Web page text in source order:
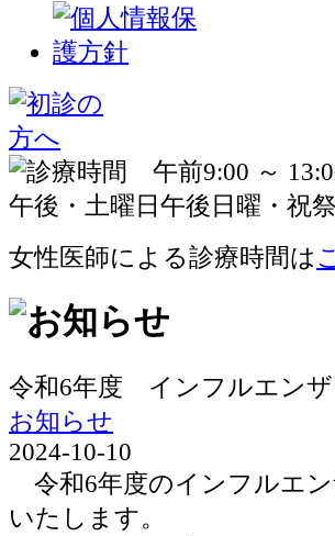
女性医師による診療時間は
令和6年度 インフルエン
お知らせ
2024-10-10
令和6年度のインフルエ
いたします。